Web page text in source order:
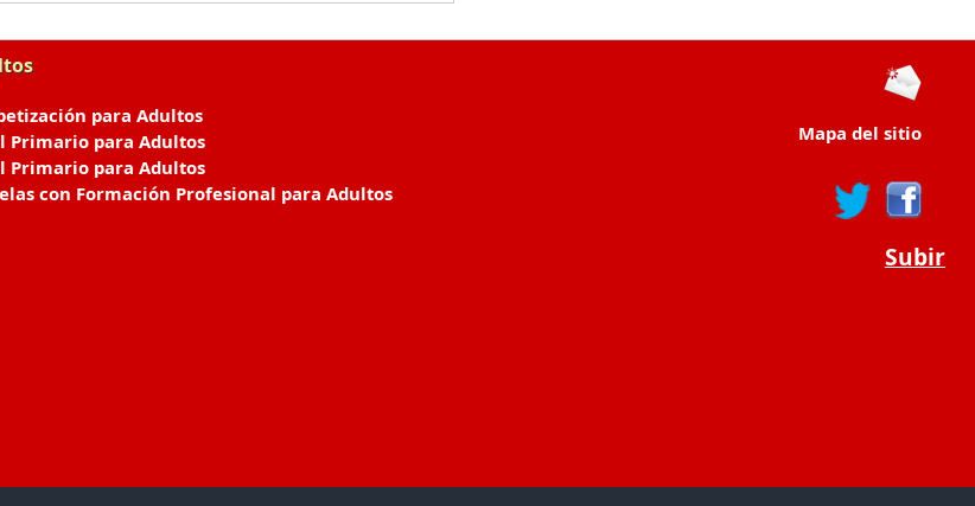
para Adultos
Primario para Adultos
Primario para Adultos
con Formación Profesional para Adultos
Mapa del sitio
Subir